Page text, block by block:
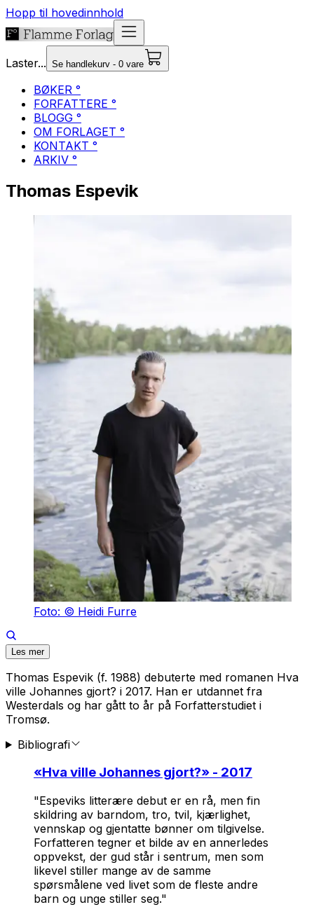
Hopp til hovedinnhold
Laster... Se handlekurv - 0 vare
BØKER °
FORFATTERE °
BLOGG °
OM FORLAGET °
KONTAKT °
ARKIV °
Thomas Espevik
Foto: © Heidi Furre
Les mer
Thomas Espevik (f. 1988) debuterte med romanen Hva
ville Johannes gjort? i 2017. Han er utdannet fra
Westerdals og har gått to år på Forfatterstudiet i
Tromsø.
Bibliografi
«Hva ville Johannes gjort?» - 2017
"Espeviks litterære debut er en rå, men fin
skildring av barndom, tro, tvil, kjærlighet,
vennskap og gjentatte bønner om tilgivelse.
Forfatteren tegner et bilde av en annerledes
oppvekst, der gud står i sentrum, men som
likevel stiller mange av de samme
spørsmålene ved livet som de fleste andre
barn og unge stiller seg."